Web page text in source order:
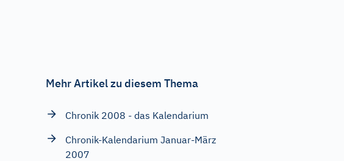
Mehr Artikel zu diesem Thema
Chronik 2008 - das Kalendarium
Chronik-Kalendarium Januar-März
2007